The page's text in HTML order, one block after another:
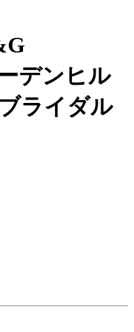
デンヒル
ライダル